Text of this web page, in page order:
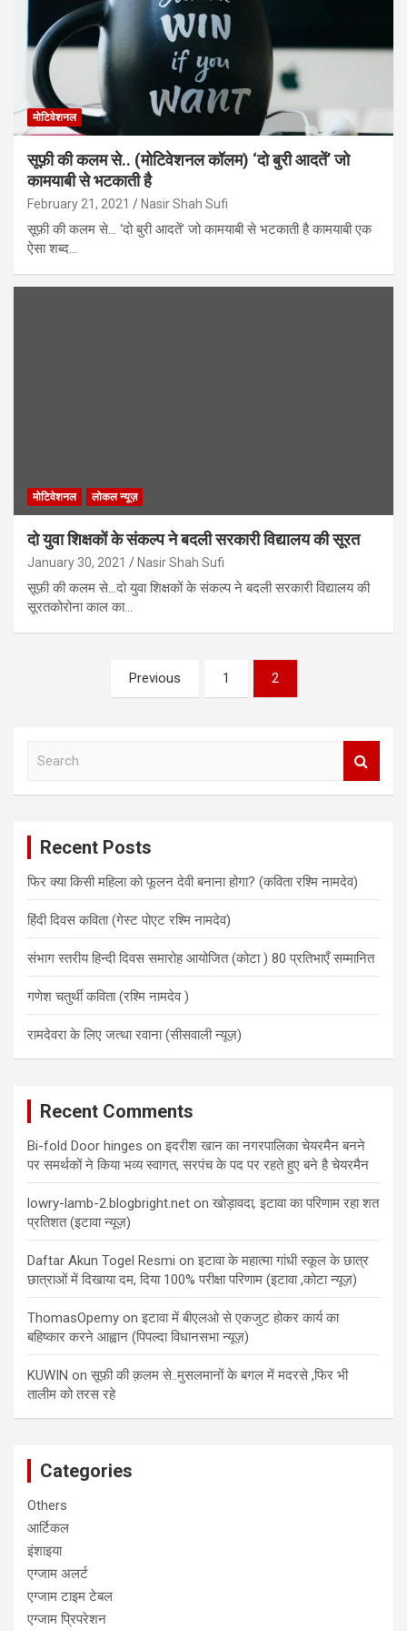
मोटिवेशनल
सूफ़ी की कलम से.. (मोटिवेशनल कॉलम) ‘दो बुरी आदतें’ जो
कामयाबी से भटकाती है
February 21, 2021 Nasir Shah Sufi
सूफ़ी की कलम से… ‘दो बुरी आदतें’ जो कामयाबी से भटकाती है कामयाबी एक
ऐसा शब्द…
मोटिवेशनल लोकल न्यूज़
दो युवा शिक्षकों के संकल्प ने बदली सरकारी विद्यालय की सूरत
January 30, 2021 Nasir Shah Sufi
सूफ़ी की कलम से…दो युवा शिक्षकों के संकल्प ने बदली सरकारी विद्यालय की
सूरतकोरोना काल का…
navigation
Previous 1 2
Recent Posts
फिर क्या किसी महिला को फूलन देवी बनाना होगा? (कविता रश्मि नामदेव)
हिंदी दिवस कविता (गेस्ट पोएट रश्मि नामदेव)
संभाग स्तरीय हिन्दी दिवस समारोह आयोजित (कोटा ) 80 प्रतिभाएँ सम्मानित
गणेश चतुर्थी कविता (रश्मि नामदेव )
रामदेवरा के लिए जत्था रवाना (सीसवाली न्यूज़)
Recent Comments
Bi-fold Door hinges onइदरीश खान का नगरपालिका चेयरमैन बनने
पर समर्थकों ने किया भव्य स्वागत, सरपंच के पद पर रहते हुए बने है चेयरमैन
lowry-lamb-2.blogbright.net onखोड़ावदा,इटावा का परिणाम रहा शत
प्रतिशत (इटावा न्यूज़)
Daftar Akun Togel Resmi onइटावा के महात्मा गांधी स्कूल के छात्र
छात्राओं में दिखाया दम, दिया 100% परीक्षा परिणाम (इटावा ,कोटा न्यूज़)
ThomasOpemy onइटावा में बीएलओ से एकजुट होकर कार्य का
बहिष्कार करने आह्वान (पिपल्दा विधानसभा न्यूज़)
KUWIN onसूफ़ी की क़लम से..मुसलमानों के बगल में मदरसे ,फिर भी
तालीम को तरस रहे
Categories
Others
आर्टिकल
इंशाइया
एग्जाम अलर्ट
एग्जाम टाइम टेबल
एग्जाम प्रिपरेशन